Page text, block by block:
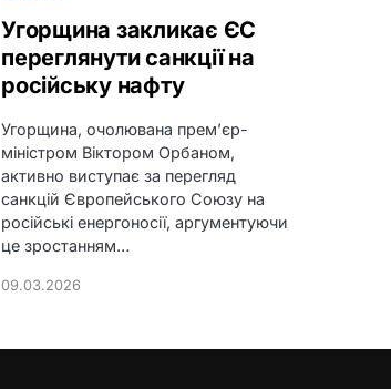
Угорщина закликає ЄС
переглянути санкції на
російську нафту
Угорщина, очолювана прем’єр-
міністром Віктором Орбаном,
активно виступає за перегляд
санкцій Європейського Союзу на
російські енергоносії, аргументуючи
це зростанням…
09.03.2026